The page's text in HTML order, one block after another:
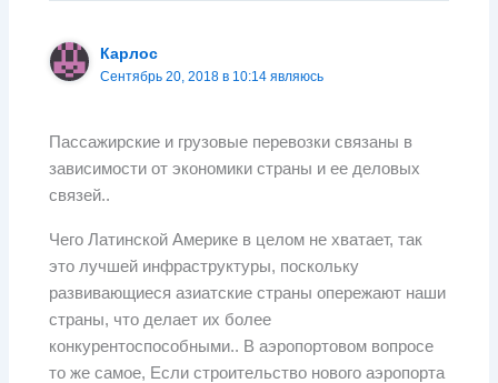
Карлос
Сентябрь 20, 2018 в 10:14 являюсь
Пассажирские и грузовые перевозки связаны в
зависимости от экономики страны и ее деловых
связей..
Чего Латинской Америке в целом не хватает, так
это лучшей инфраструктуры, поскольку
развивающиеся азиатские страны опережают наши
страны, что делает их более
конкурентоспособными.. В аэропортовом вопросе
то же самое, Если строительство нового аэропорта